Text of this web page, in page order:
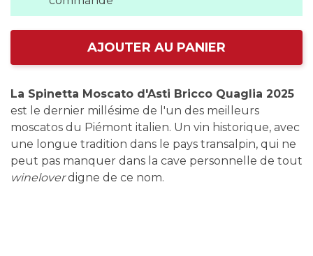
AJOUTER AU PANIER
La Spinetta Moscato d'Asti Bricco Quaglia 2025
est le dernier millésime de l'un des meilleurs
moscatos du Piémont italien. Un vin historique, avec
une longue tradition dans le pays transalpin, qui ne
peut pas manquer dans la cave personnelle de tout
wineloverdigne de ce nom.